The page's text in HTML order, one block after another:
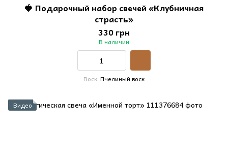
🍓 Подарочный набор свечей «Клубничная
страсть»
330 грн
В наличии
Воск Пчелиный воск
Видео